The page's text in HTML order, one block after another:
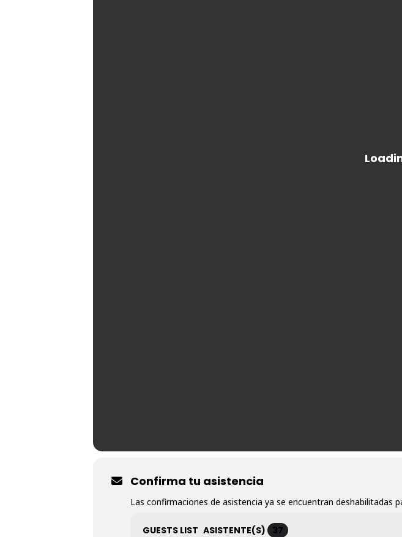
Confirma tu asistencia
Las confirmaciones de asistencia ya se encuentran deshabilitadas
GUESTS LIST ASISTENTE(S) 37